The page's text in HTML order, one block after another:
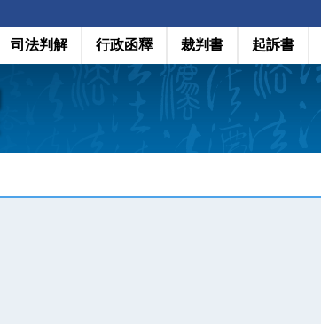
司法判解 行政函釋 裁判書 起訴書